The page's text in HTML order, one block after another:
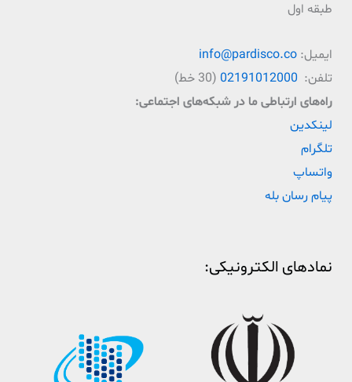
طبقه اول
ایمیل: info@pardisco.co
تلفن: 02191012000 (30 خط)
راه‌‌های ارتباطی ما در شبکه‌های اجتماعی:
لینکدین
تلگرام
واتساپ
پیام رسان بله
نمادهای الکترونیکی: